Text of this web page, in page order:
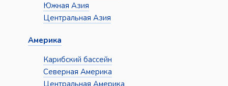
Южная Азия
Центральная Азия
Америка
Карибский бассейн
Северная Америка